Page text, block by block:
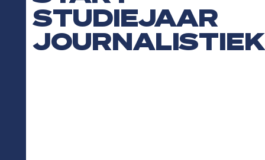
STUDIEJAAR
JOURNALISTIEK